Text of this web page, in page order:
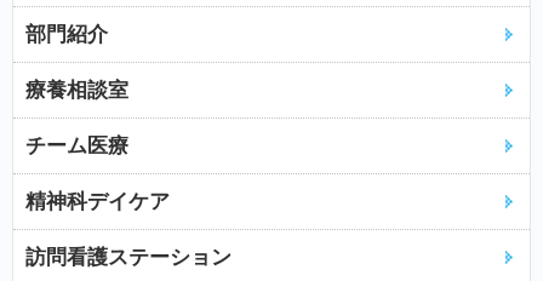
部門紹介
療養相談室
チーム医療
精神科デイケア
訪問看護ステーション